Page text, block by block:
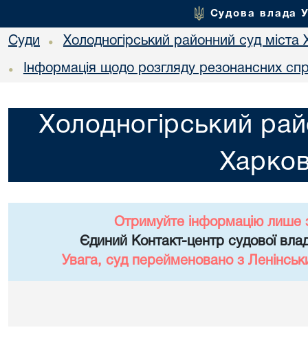
Судова влада
Суди • Холодногірський районний суд міста
• Інформація щодо розгляду резонансних
Холодногірський
Отримуйте інформацію лише
Єдиний Контакт-центр судової
Увага, суд перейменовано з